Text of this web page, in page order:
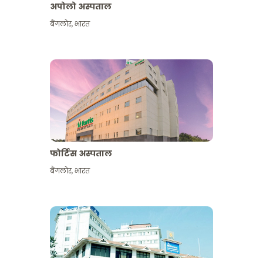
अपोलो अस्पताल
बैंगलोर,भारत
फोर्टिस अस्पताल
बैंगलोर,भारत